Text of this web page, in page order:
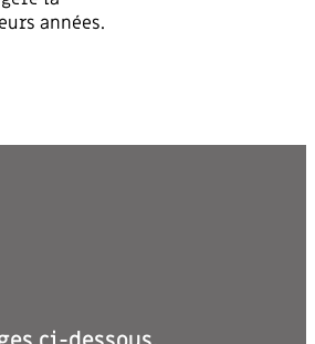
années.